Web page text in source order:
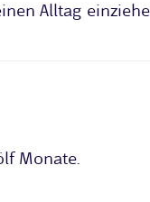
Alltag
Monate.